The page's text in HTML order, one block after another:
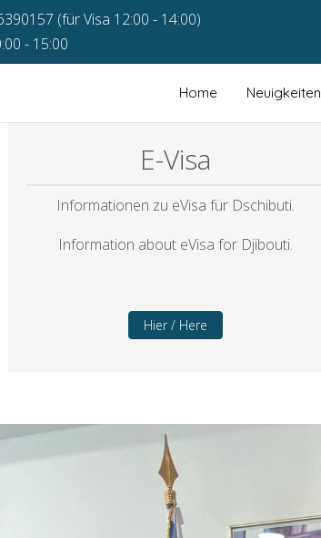
(für Visa 12:00 - 14:00)
- 15:00
Home Neuigkeiten
E-Visa
Informationen zu eVisa für Dschibuti.
Information about eVisa for Djibouti.
Hier / Here